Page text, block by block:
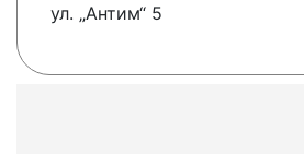
ул. „Антим“ 5